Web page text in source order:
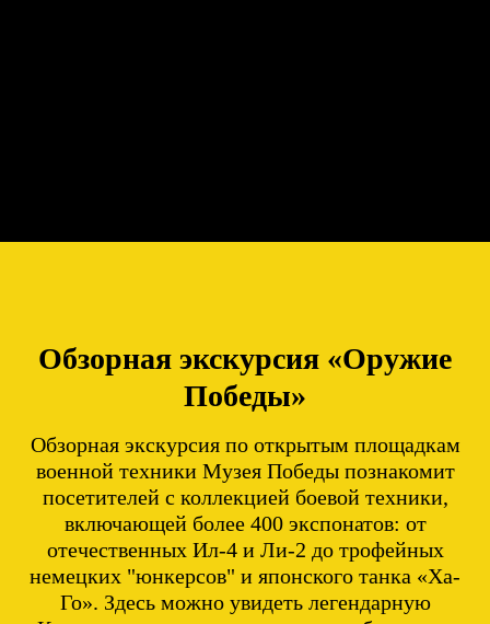
Обзорная экскурсия «Оружие
Победы»
Обзорная экскурсия по открытым площадкам
военной техники Музея Победы познакомит
посетителей с коллекцией боевой техники,
включающей более 400 экспонатов: от
отечественных Ил-4 и Ли-2 до трофейных
немецких "юнкерсов" и японского танка «Ха-
Го». Здесь можно увидеть легендарную